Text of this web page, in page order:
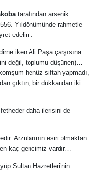
tarafından arsenik
Yıldönümünde rahmetle
edelim.
iken Ali Paşa çarşısına
değil, toplumu düşünen)…
henüz siftah yapmadı,
çıktın, bir dükkandan iki
daha ilerisini de
Arzularının esiri olmaktan
kaç gencimiz vardır…
Sultan Hazretleri’nin